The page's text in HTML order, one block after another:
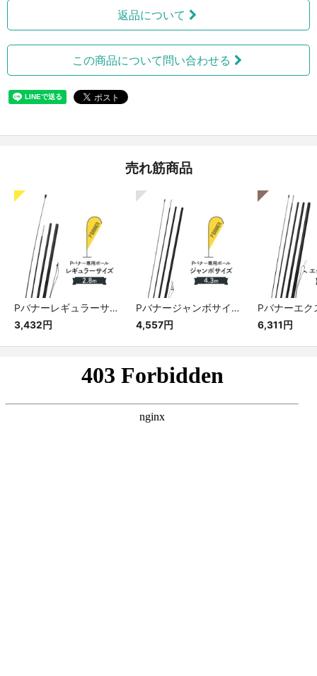
返品について
この商品について問い合わせる
売れ筋商品
Pバナーレギュラーサイズ専用ポール
3,432円
Pバナージャンボサイズ専用ポール
4,557円
6,311円